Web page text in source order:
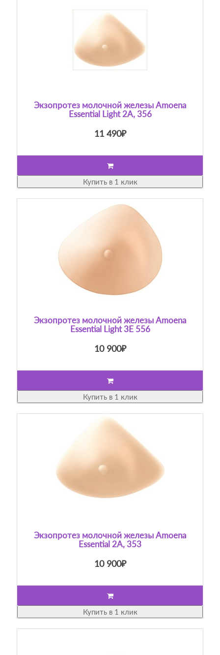
Экзопротез молочной железы Amoena
Essential Light 2A, 356
11 490₽
Купить в 1 клик
Экзопротез молочной железы Amoena
Essential Light 3E 556
10 900₽
Купить в 1 клик
Экзопротез молочной железы Amoena
Essential 2A, 353
10 900₽
Купить в 1 клик